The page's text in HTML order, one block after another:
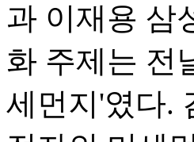
과 이재용 삼
화 주제는 전
세먼지'였다.